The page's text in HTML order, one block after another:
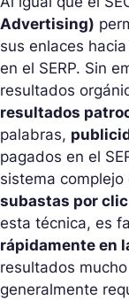
Advertising)
sus enlaces
en el SERP. Sin
resultados
resultados
palabras,
pagados en el
sistema
subastas por clic
esta técnica, es
rápidamente en
resultados
generalmente